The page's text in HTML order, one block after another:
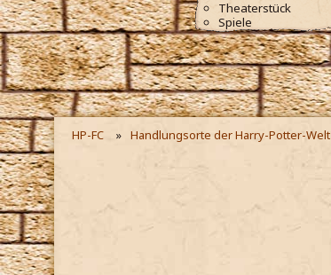
Theaterstück
Spiele
HP-FC Handlungsorte der Harry-Potter-Welt